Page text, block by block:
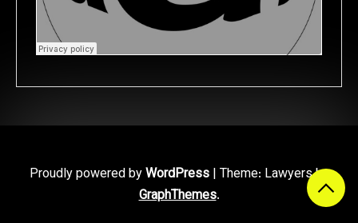
Proudly powered byWordPress | Theme: Lawyers by
GraphThemes.